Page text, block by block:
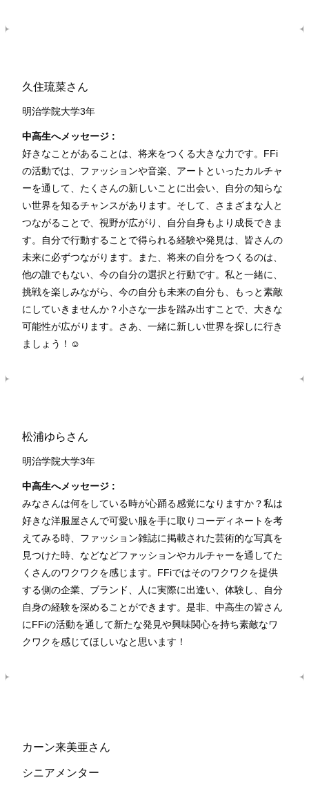
久住琉菜さん
明治学院大学3年
中高生へメッセージ :
好きなことがあることは、将来をつくる大きな力です。FFi
の活動では、ファッションや音楽、アートといったカルチャ
ーを通して、たくさんの新しいことに出会い、自分の知らな
い世界を知るチャンスがあります。そして、さまざまな人と
つながることで、視野が広がり、自分自身もより成長できま
す。自分で行動することで得られる経験や発見は、皆さんの
未来に必ずつながります。また、将来の自分をつくるのは、
他の誰でもない、今の自分の選択と行動です。私と一緒に、
挑戦を楽しみながら、今の自分も未来の自分も、もっと素敵
にしていきませんか？小さな一歩を踏み出すことで、大きな
可能性が広がります。さあ、一緒に新しい世界を探しに行き
ましょう！☺️
松浦ゆらさん
明治学院大学3年
中高生へメッセージ :
みなさんは何をしている時が心踊る感覚になりますか？私は
好きな洋服屋さんで可愛い服を手に取りコーディネートを考
えてみる時、ファッション雑誌に掲載された芸術的な写真を
見つけた時、などなどファッションやカルチャーを通してた
くさんのワクワクを感じます。FFiではそのワクワクを提供
する側の企業、ブランド、人に実際に出逢い、体験し、自分
自身の経験を深めることができます。是非、中高生の皆さん
にFFiの活動を通して新たな発見や興味関心を持ち素敵なワ
クワクを感じてほしいなと思います！
カーン来美亜さん
シニアメンター